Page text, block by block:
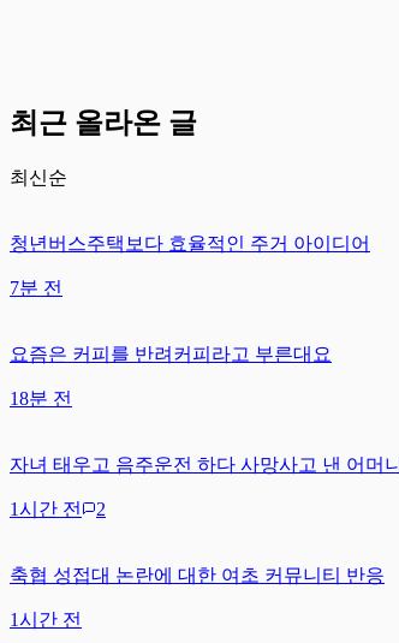
최근 올라온 글
최신순
청년버스주택보다 효율적인 주거 아이디어
7분 전
요즘은 커피를 반려커피라고 부른대요
18분 전
자녀 태우고 음주운전 하다 사망사고 낸 어머니
1시간 전 2
축협 성접대 논란에 대한 여초 커뮤니티 반응
1시간 전